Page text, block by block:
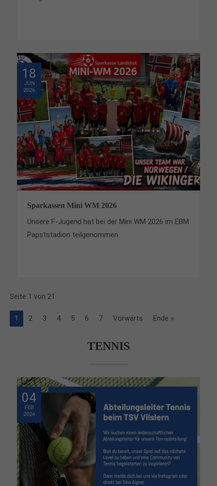
18
JUN
2026
Sparkassen Mini WM 2026
Unsere F-Jugend hat bei der Mini WM 2026 im EBM
Papststadion teilgenommen.
Seite 1 von 21
1 2 3 4 5 6 7 Vorwärts Ende »
TENNIS
04
FEB
2024